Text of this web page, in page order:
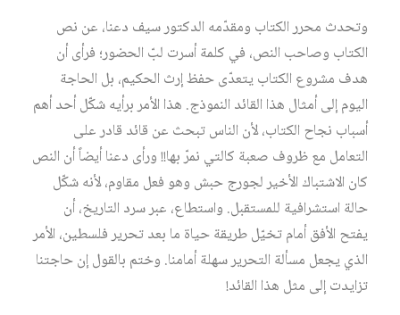
وتحدث محرر الكتاب ومقدّمه الدكتور سيف دعنا، عن نص
الكتاب وصاحب النص، في كلمة أسرت لبّ الحضور؛ فرأى أن
هدف مشروع الكتاب يتعدّى حفظ إرث الحكيم، بل الحاجة
اليوم إلى أمثال هذا القائد النموذج. هذا الأمر برأيه شكّل أحد أهم
أسباب نجاح الكتاب، لأن الناس تبحث عن قائد قادر على
التعامل مع ظروف صعبة كالتي نمرّ بها!! ورأى دعنا أيضاً أن النص
كان الاشتباك الأخير لجورج حبش وهو فعل مقاوم، لأنه شكّل
حالة استشرافية للمستقبل. واستطاع، عبر سرد التاريخ، أن
يفتح الأفق أمام تخيّل طريقة حياة ما بعد تحرير فلسطين، الأمر
الذي يجعل مسألة التحرير سهلة أمامنا. وختم بالقول إن حاجتنا
تزايدت إلى مثل هذا القائد!